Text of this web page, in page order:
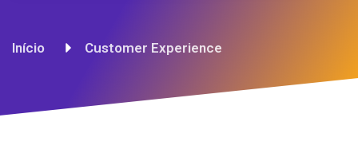
Início Customer Experience